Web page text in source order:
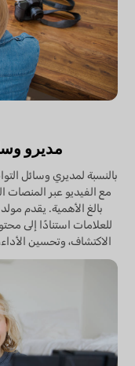
مديرو
بالنسبة لمديري وسائل
مع الفيديو عبر المنصات
للعلامات استنادًا إلى
الاكتشاف، وتحسين